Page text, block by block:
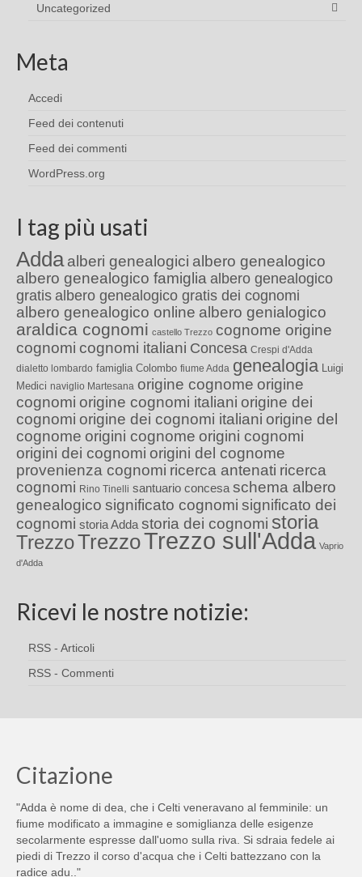
Uncategorized
Meta
Accedi
Feed dei contenuti
Feed dei commenti
WordPress.org
I tag più usati
Adda alberi genealogici albero genealogico
albero genealogico famiglia albero genealogico
gratis albero genealogico gratis dei cognomi
albero genealogico online albero genialogico
araldica cognomi castello Trezzo cognome origine
cognomi cognomi italiani Concesa Crespi d'Adda
dialetto lombardo famiglia Colombo fiume Adda genealogia Luigi
Medici naviglio Martesana origine cognome origine
cognomi origine cognomi italiani origine dei
cognomi origine dei cognomi italiani origine del
cognome origini cognome origini cognomi
origini dei cognomi origini del cognome
provenienza cognomi ricerca antenati ricerca
cognomi Rino Tinelli santuario concesa schema albero
genealogico significato cognomi significato dei
cognomi storia Adda storia dei cognomi storia
TrezzoTrezzoTrezzo sull'Adda Vaprio
d'Adda
Ricevi le nostre notizie:
RSS - Articoli
RSS - Commenti
Citazione
"Adda è nome di dea, che i Celti veneravano al femminile: un
fiume modificato a immagine e somiglianza delle esigenze
secolarmente espresse dall'uomo sulla riva. Si sdraia fedele ai
piedi di Trezzo il corso d'acqua che i Celti battezzano con la
radice adu.."